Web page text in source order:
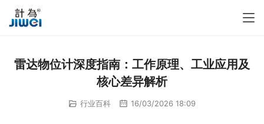
雷达物位计深度指南：工作原理、工业应用及
核心差异解析
行业百科 16/03/2026 18:09